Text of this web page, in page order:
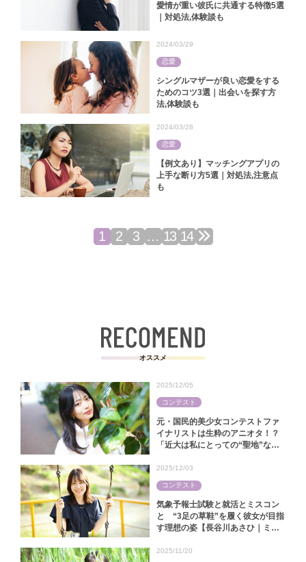
愛情が重い彼氏に共通する特徴5選
｜対処法,体験談も
シングルマザーが良い恋愛をする
ためのコツ3選｜出会いを探す方
法,体験談も
2024/03/29
恋愛
【例文あり】マッチングアプリの
上手な断り方5選｜対処法,注意点
も
2024/03/28
恋愛
1 2 3 … 13 14
オススメ
元・国民的美少女コンテストファ
イナリストは生粋のアニオタ！？
「近大は私にとっての“聖地”なん
2025】
2025/12/05
コンテスト
気象予報士試験と就活とミスコン
と “3足の草鞋”を履く彼女が目指
す理想の姿【長谷川あさひ｜ミス
2025/12/03
コンテスト
2025/11/20